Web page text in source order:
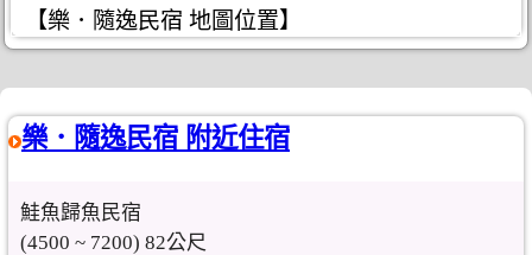
【樂．隨逸民宿 地圖位置】
樂．隨逸民宿 附近住宿
鮭魚歸魚民宿
(4500 ~ 7200) 82公尺